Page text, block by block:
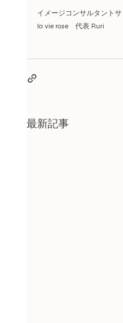
イメージコンサルタントサ
la vie rose　代表 Ruri
最新記事